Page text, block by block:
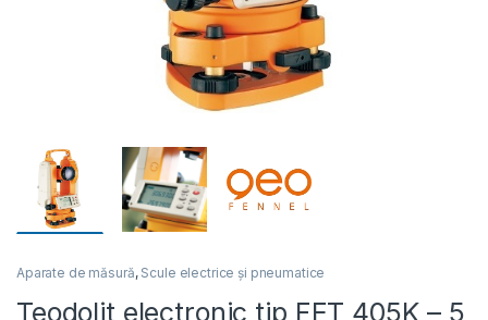
Aparate de măsură, Scule electrice și pneumatice
Teodolit electronic tip FET 405K – 5